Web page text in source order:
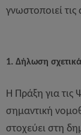
γνωστοποιεί
1. Δήλωση
Η Πράξη για τις
σημαντική
στοχεύει στη